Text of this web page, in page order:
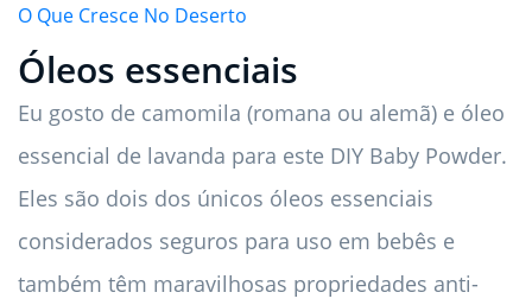
O Que Cresce No Deserto
Óleos essenciais
Eu gosto de camomila (romana ou alemã) e óleo
essencial de lavanda para este DIY Baby Powder.
Eles são dois dos únicos óleos essenciais
considerados seguros para uso em bebês e
também têm maravilhosas propriedades anti-